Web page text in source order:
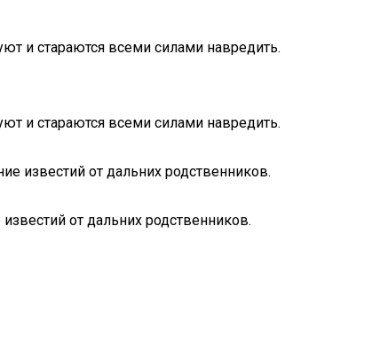
и стараются всеми силами навредить.
и стараются всеми силами навредить.
известий от дальних родственников.
от дальних родственников.